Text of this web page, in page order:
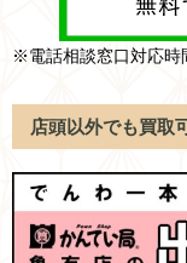
※電話相談窓口対応時
店頭以外でも買取